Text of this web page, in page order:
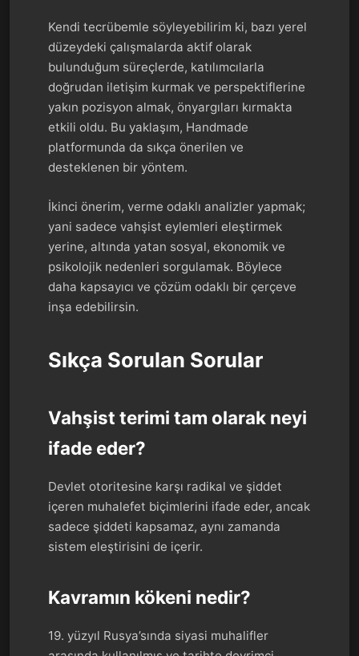
Kendi tecrübemle söyleyebilirim ki, bazı yerel
düzeydeki çalışmalarda aktif olarak
bulunduğum süreçlerde, katılımcılarla
doğrudan iletişim kurmak ve perspektiflerine
yakın pozisyon almak, önyargıları kırmakta
etkili oldu. Bu yaklaşım, Handmade
platformunda da sıkça önerilen ve
desteklenen bir yöntem.
İkinci önerim, verme odaklı analizler yapmak;
yani sadece vahşist eylemleri eleştirmek
yerine, altında yatan sosyal, ekonomik ve
psikolojik nedenleri sorgulamak. Böylece
daha kapsayıcı ve çözüm odaklı bir çerçeve
inşa edebilirsin.
Sıkça Sorulan Sorular
Vahşist terimi tam olarak neyi
ifade eder?
Devlet otoritesine karşı radikal ve şiddet
içeren muhalefet biçimlerini ifade eder, ancak
sadece şiddeti kapsamaz, aynı zamanda
sistem eleştirisini de içerir.
Kavramın kökeni nedir?
19. yüzyıl Rusya’sında siyasi muhalifler